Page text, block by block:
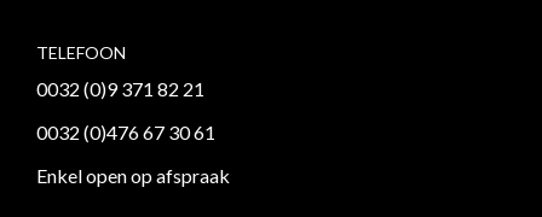
TELEFOON
0032 (0)9 371 82 21
0032 (0)476 67 30 61
Enkel open op afspraak